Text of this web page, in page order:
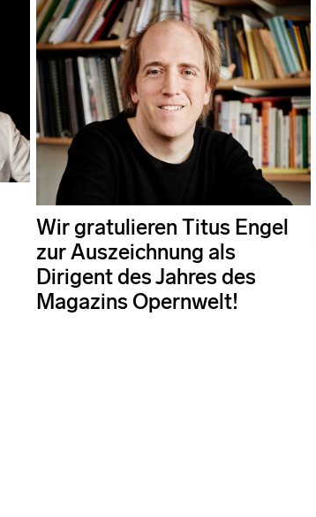
Wir gratulieren Titus Engel
zur Auszeichnung als
Dirigent des Jahres des
Magazins Opernwelt!